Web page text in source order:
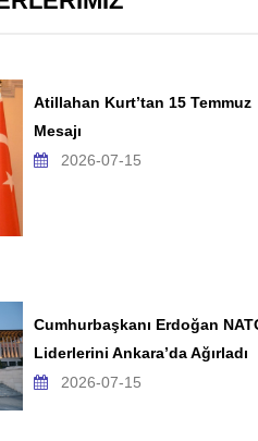
Atillahan Kurt’tan 15 Temmuz
Mesajı
2026-07-15
Cumhurbaşkanı Erdoğan
Liderlerini Ankara’da Ağırladı
2026-07-15